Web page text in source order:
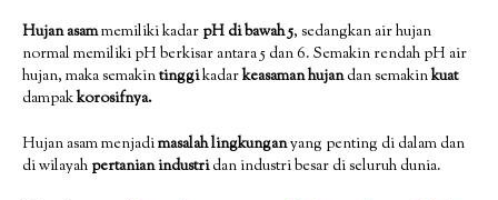
Hujan asammemiliki kadar pH di bawah 5, sedangkan air hujan
normal memiliki pH berkisar antara 5 dan 6. Semakin rendah pH air
hujan, maka semakintinggikadarkeasaman hujandan semakinkuat
dampakkorosifnya.
Hujan asam menjadimasalah lingkunganyang penting di dalam dan
di wilayah pertanian industridan industri besar di seluruh dunia.